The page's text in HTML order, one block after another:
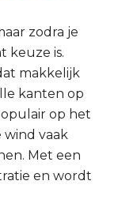
zodra je
keuze is.
makkelijk
kanten op
op het
wind vaak
Met een
en wordt